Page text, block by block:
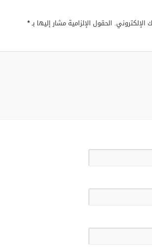
الإلكتروني. الحقول الإلزامية مشار إليها بـ*